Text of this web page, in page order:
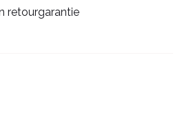
retourgarantie